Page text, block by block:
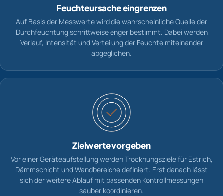
Feuchteursache eingrenzen
Auf Basis der Messwerte wird die wahrscheinliche Quelle der
Durchfeuchtung schrittweise enger bestimmt. Dabei werden
Verlauf, Intensität und Verteilung der Feuchte miteinander
abgeglichen.
Zielwerte vorgeben
Vor einer Geräteaufstellung werden Trocknungsziele für Estrich,
Dämmschicht und Wandbereiche definiert. Erst danach lässt
sich der weitere Ablauf mit passenden Kontrollmessungen
sauber koordinieren.